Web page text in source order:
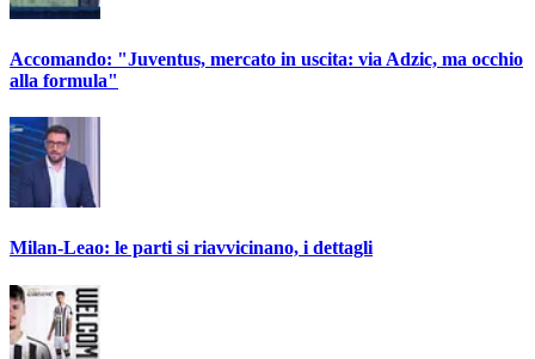
Accomando: "Juventus, mercato in uscita: via Adzic, ma occhio
alla formula"
Milan-Leao: le parti si riavvicinano, i dettagli